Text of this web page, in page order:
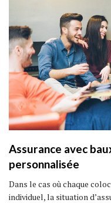
Assurance avec
personnalisée
Dans le cas où chaque
individuel, la situation